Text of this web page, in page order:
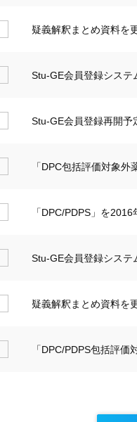
疑義解釈まとめ資料を
Stu-GE会員登録システ
Stu-GE会員登録再開予
「DPC包括評価対象
「DPC/PDPS」を
Stu-GE会員登録システ
疑義解釈まとめ資料を
「DPC/PDPS包括評